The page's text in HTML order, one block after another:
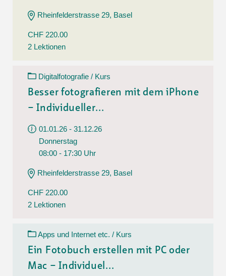
Rheinfelderstrasse 29, Basel
CHF 220.00
2 Lektionen
Digitalfotografie / Kurs
Besser fotografieren mit dem iPhone
– Individueller...
01.01.26 - 31.12.26
Donnerstag
08:00 - 17:30 Uhr
Rheinfelderstrasse 29, Basel
CHF 220.00
2 Lektionen
Apps und Internet etc. / Kurs
Ein Fotobuch erstellen mit PC oder
Mac – Individuel...